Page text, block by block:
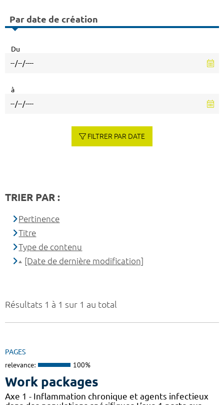
Résultats 1 à 1 sur 1 au total
PAGES
relevance: 100%
Work packages
Axe 1 - Inflammation chronique et agents infectieux
Par date de création
Du
à
FILTRER PAR DATE
TRIER PAR :
Pertinence
Titre
Type de contenu
[Date de dernière modification]